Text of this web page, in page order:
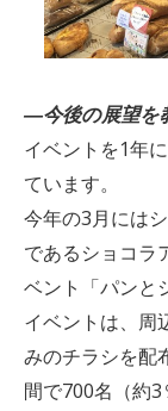
―今後の展望を
イベントを1年
ています。
今年の3月には
であるショコラ
ベント「パンと
イベントは、周
みのチラシを配
間で700名（約3